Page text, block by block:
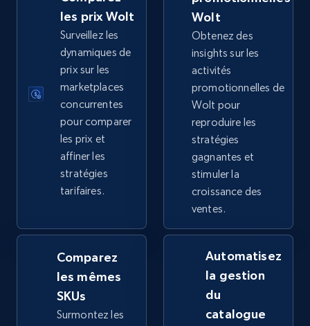
URL, Title, Available, Description, Currency, Initial
price, Final price, Discount percent, and more.
5.4K+ 668+ Commencer
TikTok Shop - category
URL, Title, Available, Description, Currency, Initial
price, Final price, Discount percent, and more.
Commencer
TikTok Shop - Collect TikTok shop products
by keywords search
URL, Title, Available, Description, Currency, Initial
price, Final price, Discount percent, and more.
les prix Wolt
Surveillez les
dynamiques de
prix sur les
marketplaces
concurrentes
pour comparer
les prix et
affiner les
stratégies
tarifaires.
Wolt
Obtenez des
insights sur les
activités
promotionnelles de
Wolt pour
reproduire les
stratégies
gagnantes et
stimuler la
croissance des
ventes.
Comparez
les mêmes
SKUs
Surmontez les
Automatisez
la gestion
du
catalogue